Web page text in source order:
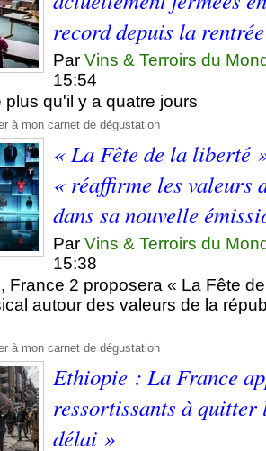
record depuis la rentrée
ParVins & Terroirs du
15:54
plus qu'il y a quatre jours
à mon carnet de dégustation
« La Fête de la liberté
« réaffirme les valeurs
dans sa nouvelle
ParVins & Terroirs du
15:38
France 2 proposera « La Fête
autour des valeurs de la
à mon carnet de dégustation
Ethiopie : La France
ressortissants à quitter
délai »